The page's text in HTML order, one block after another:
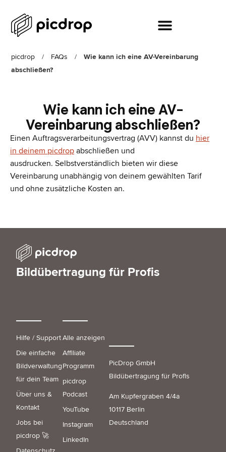
picdrop / FAQs /
Wie kann ich eine AV-Vereinbarung
abschließen?
Wie kann ich eine AV-
Vereinbarung abschließen?
Einen Auftragsverarbeitungsvertrag (AVV) kannst du hier
in deinem picdrop abschließen und
ausdrucken. Selbstverständlich bieten wir diese
Vereinbarung unabhängig von deinem gewählten Tarif
und ohne zusätzliche Kosten an.
Bildübertragung für Profis
PicDrop GmbH
Bildübertragung für Profis
Am Kupfergraben 4/4a
10117 Berlin
Deutschland
Hilfe / Support
Die einfache
Bildverwaltung
für dein Team
Über uns &
Kontakt
Jobs bei
picdrop 🚀
Alle anzeigen
Affiliate
Programm
picdrop
Podcast
YouTube
Instagram
LinkedIn